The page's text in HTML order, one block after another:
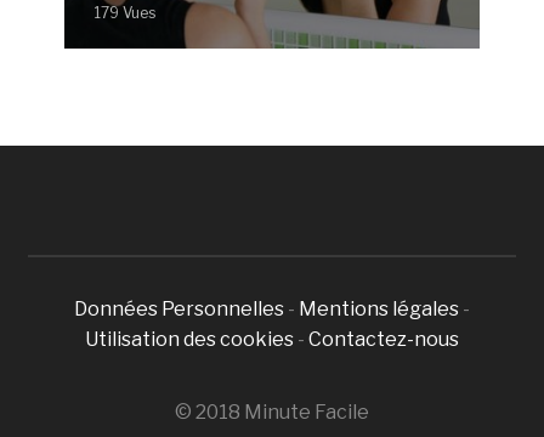
179 Vues
Données Personnelles - Mentions légales -
Utilisation des cookies - Contactez-nous
© 2018 Minute Facile